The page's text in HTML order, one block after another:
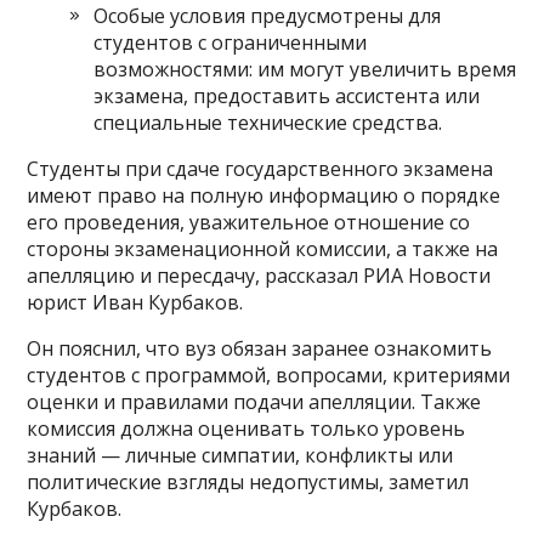
Особые условия предусмотрены для
студентов с ограниченными
возможностями: им могут увеличить время
экзамена, предоставить ассистента или
специальные технические средства.
Студенты при сдаче государственного экзамена
имеют право на полную информацию о порядке
его проведения, уважительное отношение со
стороны экзаменационной комиссии, а также на
апелляцию и пересдачу, рассказал РИА Новости
юрист Иван Курбаков.
Он пояснил, что вуз обязан заранее ознакомить
студентов с программой, вопросами, критериями
оценки и правилами подачи апелляции. Также
комиссия должна оценивать только уровень
знаний — личные симпатии, конфликты или
политические взгляды недопустимы, заметил
Курбаков.